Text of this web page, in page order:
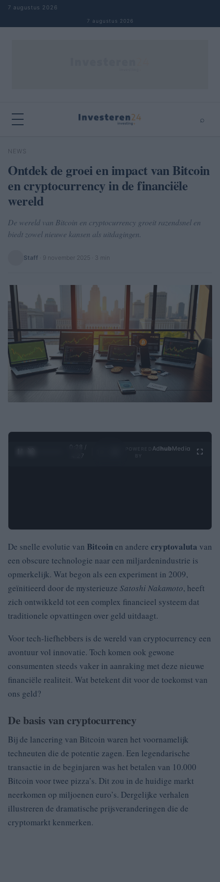
Naar inhoud springen
7 augustus 2026
7 augustus 2026
⌕
Zoeken
NEWS
Ontdek de groei en impact van Bitcoin
en cryptocurrency in de financiële
wereld
De wereld van Bitcoin en cryptocurrency groeit razendsnel en
biedt zowel nieuwe kansen als uitdagingen.
Staff 9 november 2025 · 3 min
0:29 /
4:27
Ad hubMedia
De snelle evolutie van Bitcoinen andere cryptovaluta van
een obscure technologie naar een miljardenindustrie is
opmerkelijk. Wat begon als een experiment in 2009,
geïnitieerd door de mysterieuze Satoshi Nakamoto, heeft
zich ontwikkeld tot een complex financieel systeem dat
traditionele opvattingen over geld uitdaagt.
Voor tech-liefhebbers is de wereld van cryptocurrency een
avontuur vol innovatie. Toch komen ook gewone
consumenten steeds vaker in aanraking met deze nieuwe
financiële realiteit. Wat betekent dit voor de toekomst van
ons geld?
De basis van cryptocurrency
Bij de lancering van Bitcoin waren het voornamelijk
techneuten die de potentie zagen. Een legendarische
transactie in de beginjaren was het betalen van 10.000
Bitcoin voor twee pizza’s. Dit zou in de huidige markt
neerkomen op miljoenen euro’s. Dergelijke verhalen
illustreren de dramatische prijsveranderingen die de
cryptomarkt kenmerken.